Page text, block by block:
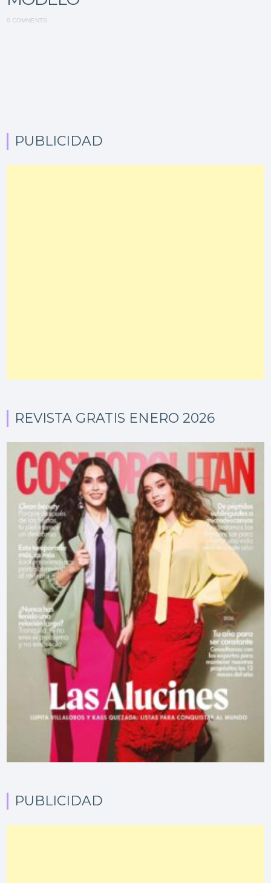
0 COMMENTS
PUBLICIDAD
REVISTA GRATIS ENERO 2026
PUBLICIDAD